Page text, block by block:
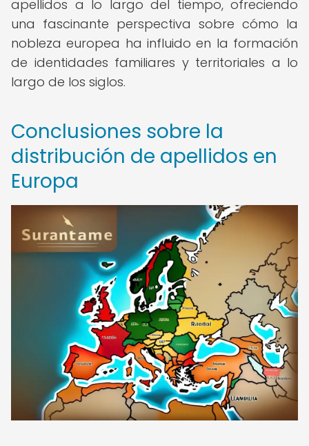
apellidos a lo largo del tiempo, ofreciendo
una fascinante perspectiva sobre cómo la
nobleza europea ha influido en la formación
de identidades familiares y territoriales a lo
largo de los siglos.
Conclusiones sobre la
distribución de apellidos en
Europa